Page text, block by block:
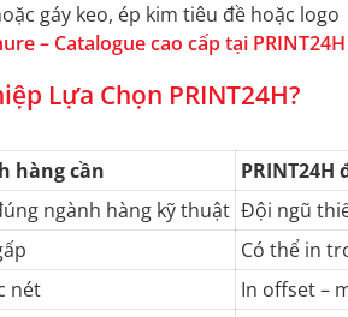
gáy keo, ép kim tiêu đề hoặc logo
– Catalogue cao cấp tại PRINT24H
Lựa Chọn PRINT24H?
hàng cần
PRINT24H
ngành hàng kỹ thuật Đội ngũ
Có thể in
nét
In offset –